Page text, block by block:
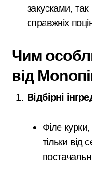
закусками,
справжніх
Чим
від
Відбірні
Філе курки, бекон чи моцарела — усе
тільки від